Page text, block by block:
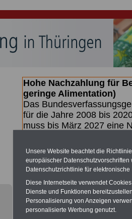
Hohe Nachzahlung für
geringe Alimentation)
Das
für die Jahre 2008 bis
muss bis März 2027 eine
(Beamte &
geben (Medienberichten
mind.3.000 und 13.000
hierzu eine Broschüre
des Gesetzentwurfs der
Quartal.2026 >>>
zur
Unsere Website beachtet die
europäischer
Datenschutzrichtlinie für
Diese Internetseite verwendet
Dienste und Funktionen
Personalisierung von Anzeigen
personalisierte Werbung genutzt.